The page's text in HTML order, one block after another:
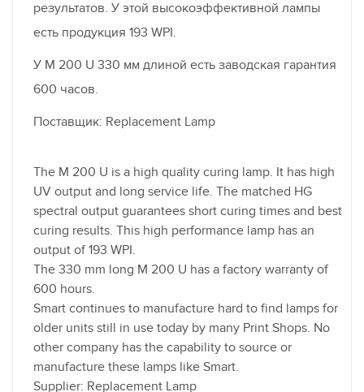
результатов. У этой высокоэффективной лампы
есть продукция 193 WPI.
У M 200 U 330 мм длиной есть заводская гарантия
600 часов.
Поставщик: Replacement Lamp
The M 200 U is a high quality curing lamp. It has high
UV output and long service life. The matched HG
spectral output guarantees short curing times and best
curing results. This high performance lamp has an
output of 193 WPI.
The 330 mm long M 200 U has a factory warranty of
600 hours.
Smart continues to manufacture hard to find lamps for
older units still in use today by many Print Shops. No
other company has the capability to source or
manufacture these lamps like Smart.
Supplier: Replacement Lamp